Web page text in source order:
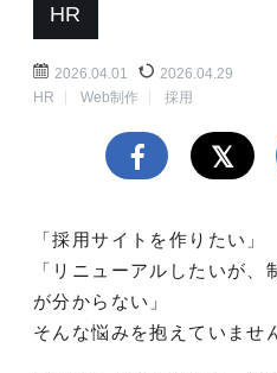
HR
2026.04.01
2026.04.29
HR
Web制作 採用
「採用サイトを作りたい」
「リニューアルしたいが
が分からない」
そんな悩みを抱えていませ